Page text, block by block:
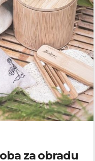
za obradu